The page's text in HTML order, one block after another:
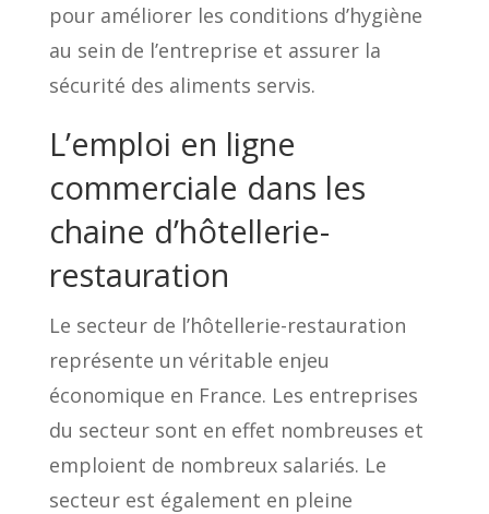
pour améliorer les conditions d’hygiène
au sein de l’entreprise et assurer la
sécurité des aliments servis.
L’emploi en ligne
commerciale dans les
chaine d’hôtellerie-
restauration
Le secteur de l’hôtellerie-restauration
représente un véritable enjeu
économique en France. Les entreprises
du secteur sont en effet nombreuses et
emploient de nombreux salariés. Le
secteur est également en pleine